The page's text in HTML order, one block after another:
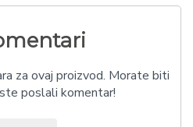
za ovaj proizvod. Morate biti
poslali komentar!